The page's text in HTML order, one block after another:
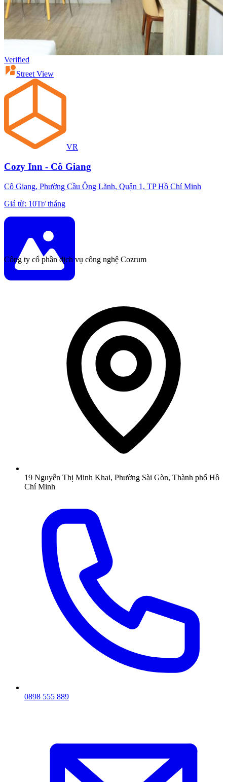
Verified
Street View
VR
Cozy Inn - Cô Giang
Cô Giang, Phường Cầu Ông Lãnh, Quận 1, TP Hồ Chí Minh
Giá từ: 10Tr/tháng
Công ty cổ phần dịch vụ công nghệ Cozrum
19 Nguyễn Thị Minh Khai, Phường Sài Gòn, Thành phố Hồ
Chí Minh
0898 555 889